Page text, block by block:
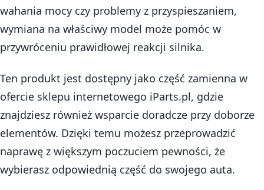
wahania mocy czy problemy z przyspieszaniem,
wymiana na właściwy model może pomóc w
przywróceniu prawidłowej reakcji silnika.
Ten produkt jest dostępny jako część zamienna w
ofercie sklepu internetowego iParts.pl, gdzie
znajdziesz również wsparcie doradcze przy doborze
elementów. Dzięki temu możesz przeprowadzić
naprawę z większym poczuciem pewności, że
wybierasz odpowiednią część do swojego auta.